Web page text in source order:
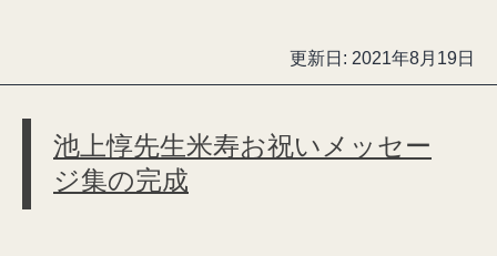
更新日: 2021年8月19日
池上惇先生米寿お祝いメッセー
ジ集の完成